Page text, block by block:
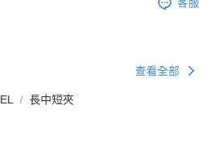
客服
查看全部
長中短夾